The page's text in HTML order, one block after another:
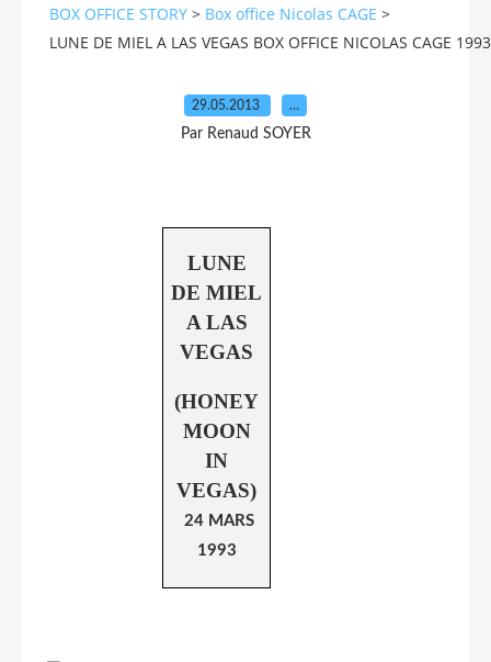
BOX OFFICE STORY > Box office Nicolas CAGE >
LUNE DE MIEL A LAS VEGAS BOX OFFICE NICOLAS CAGE 1993
29.05.2013 …
Par Renaud SOYER
LUNE
DE MIEL
A LAS
VEGAS
(HONEY
MOON
IN
VEGAS)
24 MARS
1993